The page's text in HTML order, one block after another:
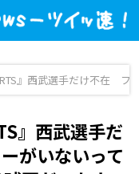
』西武選手だけ不在
』西武選手だ
がいないって